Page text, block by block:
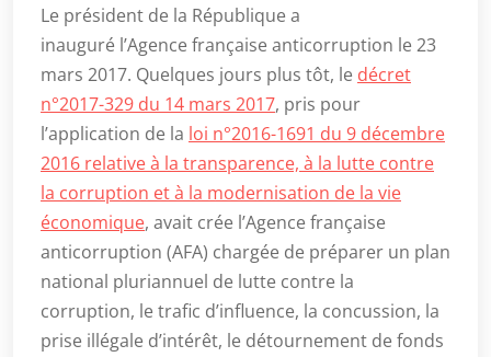
Le président de la République a
inauguré l’Agence française anticorruption le 23
mars 2017. Quelques jours plus tôt, le décret
n°2017-329 du 14 mars 2017, pris pour
l’application de la loi n°2016-1691 du 9 décembre
2016 relative à la transparence, à la lutte contre
la corruption et à la modernisation de la vie
économique, avait crée l’Agence française
anticorruption (AFA) chargée de préparer un plan
national pluriannuel de lutte contre la
corruption, le trafic d’influence, la concussion, la
prise illégale d’intérêt, le détournement de fonds